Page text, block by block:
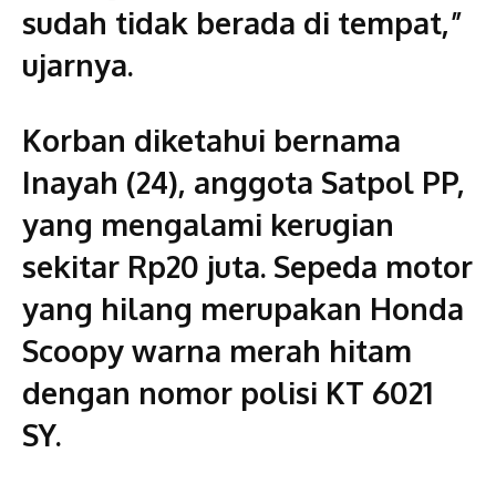
sudah tidak berada di tempat,”
ujarnya.
Korban diketahui bernama
Inayah (24), anggota Satpol PP,
yang mengalami kerugian
sekitar Rp20 juta. Sepeda motor
yang hilang merupakan Honda
Scoopy warna merah hitam
dengan nomor polisi KT 6021
SY.